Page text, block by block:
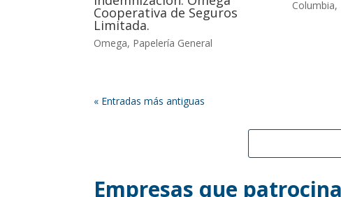
Cooperativa de Seguros
Limitada.
Omega, Papelería General
Columbia,
« Entradas más antiguas
Empresas que